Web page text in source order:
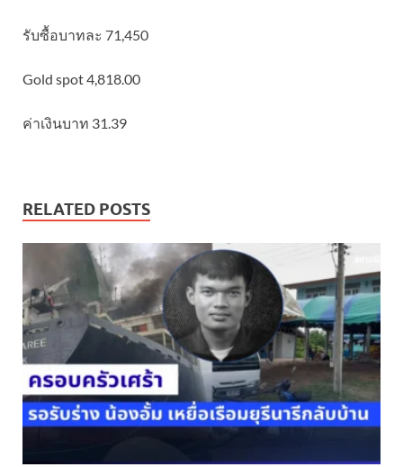
รับซื้อบาทละ 71,450
Gold spot 4,818.00
ค่าเงินบาท 31.39
RELATED POSTS